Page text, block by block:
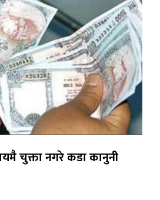
चुक्ता नगरे कडा कानुनी